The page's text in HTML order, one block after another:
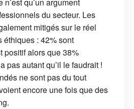
qu’un argument
du secteur. Les
mitigés sur le réel
éthiques : 42% sont
positif alors que 38%
pas autant qu’il le faudrait !
ne sont pas du tout
encore une fois que des